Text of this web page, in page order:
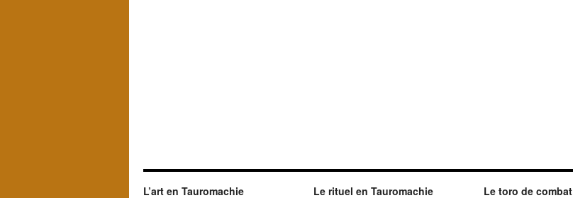
L’art en Tauromachie Le rituel en Tauromachie Le toro de combat